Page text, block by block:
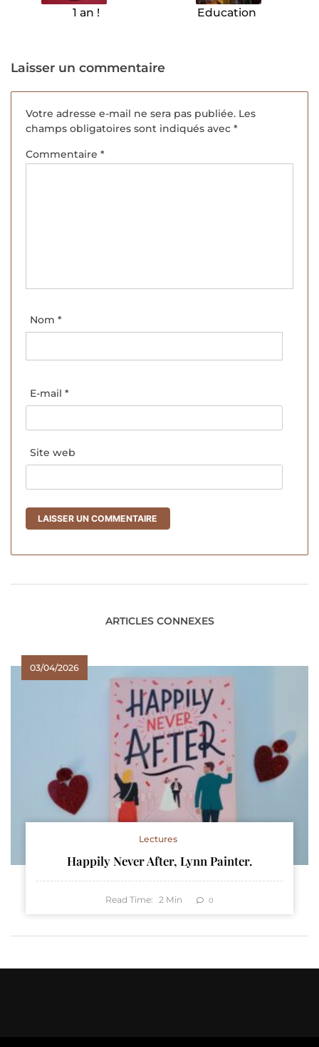
1 an ! Education
Laisser un commentaire
Votre adresse e-mail ne sera pas publiée. Les
champs obligatoires sont indiqués avec *
Commentaire *
Nom *
E-mail *
Site web
ARTICLES CONNEXES
03/04/2026
Lectures
Happily Never After, Lynn Painter.
Read Time: 2 Min 0